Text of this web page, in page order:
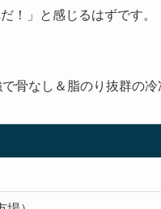
！」と感じるはずです。
骨なし＆脂のり抜群の冷